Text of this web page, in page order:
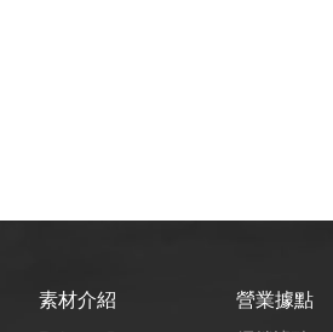
素材介紹 營業據點